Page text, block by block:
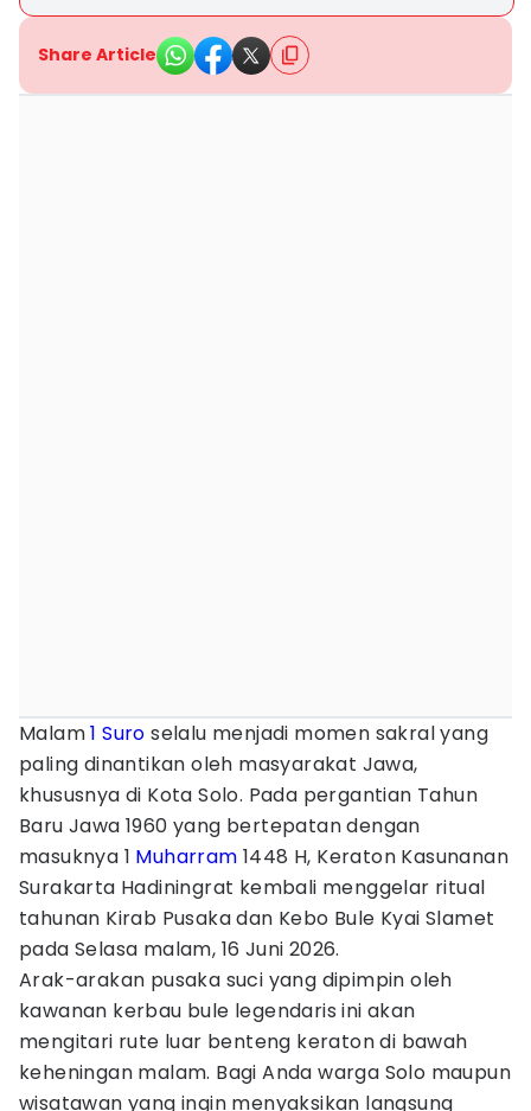
Share Article
Malam1 Suro selalu menjadi momen sakral yang
paling dinantikan oleh masyarakat Jawa,
khususnya di Kota Solo. Pada pergantian Tahun
Baru Jawa 1960 yang bertepatan dengan
masuknya 1 Muharram 1448 H, Keraton Kasunanan
Surakarta Hadiningrat kembali menggelar ritual
tahunan Kirab Pusaka dan Kebo Bule Kyai Slamet
pada Selasa malam, 16 Juni 2026.
Arak-arakan pusaka suci yang dipimpin oleh
kawanan kerbau bule legendaris ini akan
mengitari rute luar benteng keraton di bawah
keheningan malam. Bagi Anda warga Solo maupun
wisatawan yang ingin menyaksikan langsung